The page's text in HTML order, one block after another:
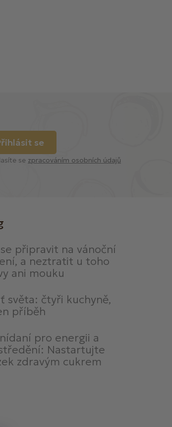
se
se zpracováním osobních údajů
připravit na vánoční
a neztratit u toho
ani mouku
světa: čtyři kuchyně,
příběh
pro energii a
Nastartujte
zdravým cukrem